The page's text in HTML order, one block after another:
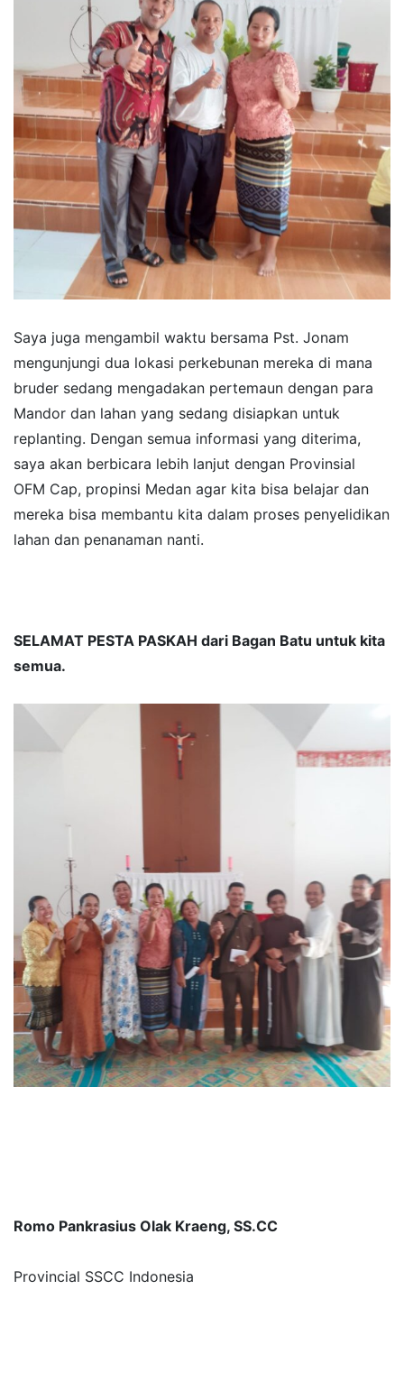
Saya juga mengambil waktu bersama Pst. Jonam
mengunjungi dua lokasi perkebunan mereka di mana
bruder sedang mengadakan pertemaun dengan para
Mandor dan lahan yang sedang disiapkan untuk
replanting. Dengan semua informasi yang diterima,
saya akan berbicara lebih lanjut dengan Provinsial
OFM Cap, propinsi Medan agar kita bisa belajar dan
mereka bisa membantu kita dalam proses penyelidikan
lahan dan penanaman nanti.
SELAMAT PESTA PASKAH dari Bagan Batu untuk kita
semua.
Romo Pankrasius Olak Kraeng, SS.CC
Provincial SSCC Indonesia